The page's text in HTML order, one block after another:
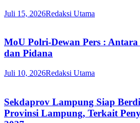
Juli 15, 2026Redaksi Utama
MoU Polri-Dewan Pers : Antara
dan Pidana
Juli 10, 2026Redaksi Utama
Sekdaprov Lampung Siap
Provinsi Lampung, Terkait